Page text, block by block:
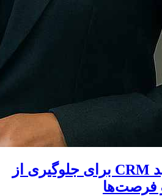
انتشار فناوری جدید CRM برای جلوگیری از
فرصت‌ها